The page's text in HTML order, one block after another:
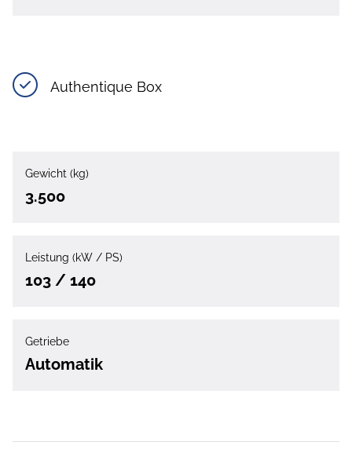
Authentique Box
Gewicht (kg)
3.500
Leistung (kW / PS)
103 / 140
Getriebe
Automatik